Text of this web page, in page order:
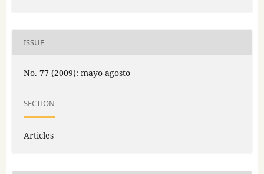
ISSUE
No. 77 (2009): mayo-agosto
SECTION
Articles